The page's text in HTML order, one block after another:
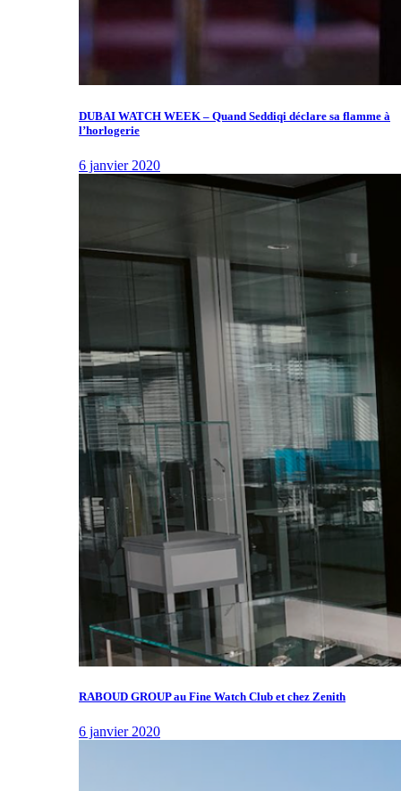
DUBAI WATCH WEEK – Quand Seddiqi déclare sa flamme à
l’horlogerie
6 janvier 2020
RABOUD GROUP au Fine Watch Club et chez Zenith
6 janvier 2020